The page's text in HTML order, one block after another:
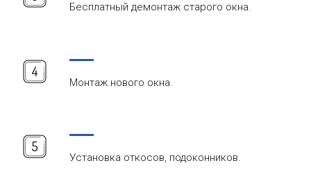
Бесплатный демонтаж старого окна.
Монтаж нового окна.
Установка откосов, подоконников.